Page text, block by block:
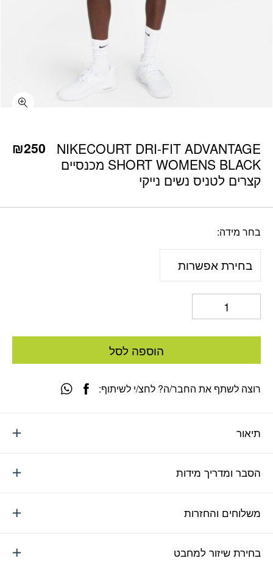
NIKECOURT DRI-FIT ADVANTAGE
SHORT WOMENS BLACK מכנסיים
קצרים לטניס נשים נייקי
₪250
בחר מידה
הוספה לסל
תיאור
הסבר ומדריך מידות
משלוחים והחזרות
בחירת שיזור למחבט
רוצה לשתף את החבר/ה? לחצ/י לשיתוף: